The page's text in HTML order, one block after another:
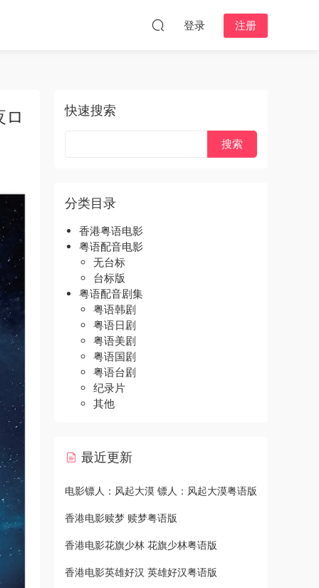
登录 注册
快速搜索
分类目录
香港粤语电影
粤语配音电影
无台标
台标版
粤语配音剧集
粤语韩剧
粤语日剧
粤语美剧
粤语国剧
粤语台剧
纪录片
其他
最近更新
电影镖人：风起大漠 镖人：风起大漠粤语版
香港电影赎梦 赎梦粤语版
香港电影花旗少林 花旗少林粤语版
香港电影英雄好汉 英雄好汉粤语版